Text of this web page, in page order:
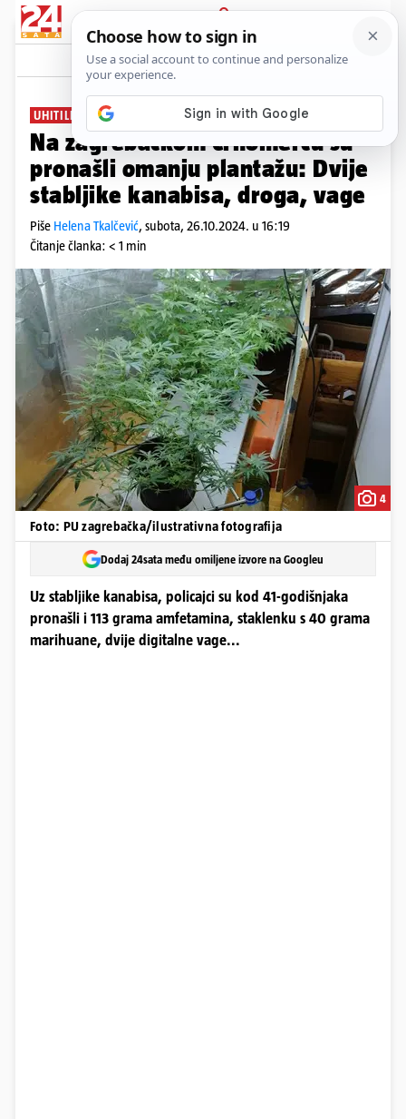
PRIJAVA
News Komentari
UHITILI DILERA
Na zagrebačkom Črnomercu su
pronašli omanju plantažu: Dvije
stabljike kanabisa, droga, vage
Piše Helena Tkalčević, subota, 26.10.2024. u 16:19
Čitanje članka: < 1 min
4
Foto: PU zagrebačka/ilustrativna fotografija
Dodaj 24sata među omiljene izvore na Googleu
Uz stabljike kanabisa, policajci su kod 41-godišnjaka
pronašli i 113 grama amfetamina, staklenku s 40 grama
marihuane, dvije digitalne vage...